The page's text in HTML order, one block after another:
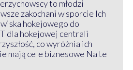
to młodzi
zakochani w sporcie Ich
hokejowego do
dla hokejowej centrali
co wyróżnia ich
mają cele biznesowe Na te